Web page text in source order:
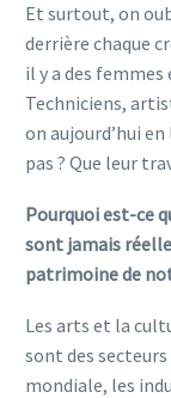
Et surtout, on
derrière chaque
il y a des
Techniciens,
on aujourd’hui
pas ? Que leur
Pourquoi est-ce
sont jamais
patrimoine de
Les arts et la
sont des
mondiale, les